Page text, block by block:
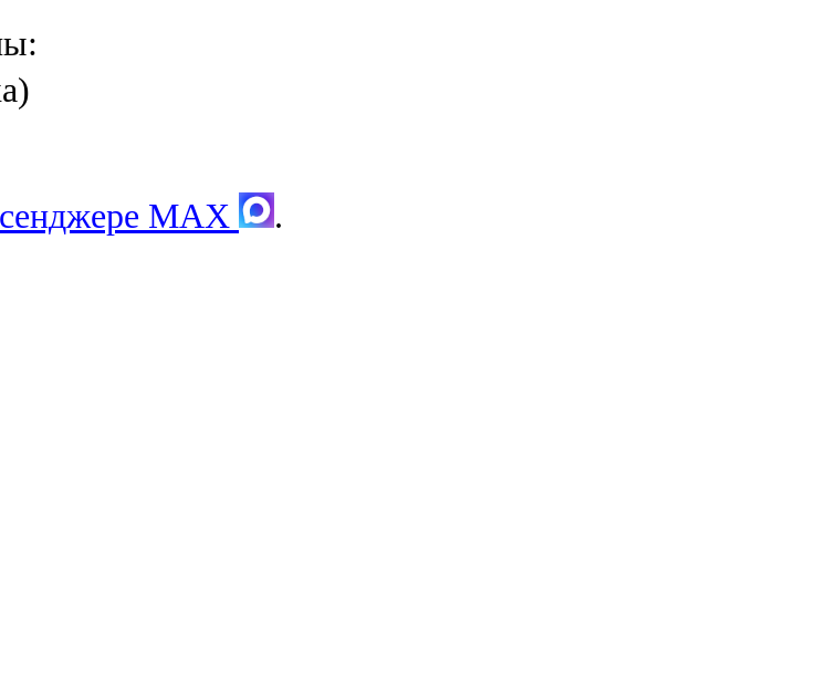
MAX .